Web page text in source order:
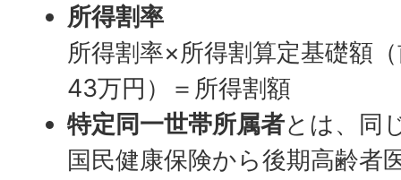
所得割率
所得割率×所得割算定基礎額
43万円）＝所得割額
特定同一世帯所属者とは、同
国民健康保険から後期高齢者